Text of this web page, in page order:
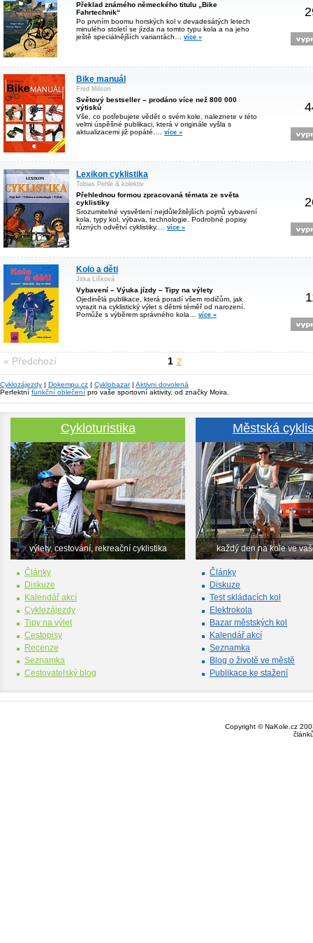
Překlad známého německého titulu „Bike
Fahrtechnik“
Po prvním boomu horských kol v devadesátých letech
minulého století se jízda na tomto typu kola a na jeho
ještě speciálnějších variantách… více »
Bike manuál
Fred Milson
Světový bestseller – prodáno více než 800 000
výtisků
Vše, co potřebujete vědět o svém kole, naleznete v této
velmi úspěšné publikaci, která v originále vyšla s
aktualizacemi již popáté.… více »
Lexikon cyklistika
Tobias Pehle & kolektiv
Přehlednou formou zpracovaná témata ze světa
cyklistiky
Srozumitelné vysvětlení nejdůležitějších pojmů vybavení
kola, typy kol, výbava, technologie. Podrobné popisy
různých odvětví cyklistiky.… více »
Kolo a děti
Jitka Lišková
Vybavení – Výuka jízdy – Tipy na výlety
Ojedinělá publikace, která poradí všem rodičům, jak
vyrazit na cyklistický výlet s dětmi téměř od narození.
Pomůže s výběrem správného kola… více »
« Předchozí 1 2
Cyklozájezdy | Dokempu.cz | Cyklobazar| Aktivni dovolená
Perfektní funkční oblečení pro vaše sportovní aktivity, od značky Moira.
Cykloturistika
výlety, cestování, rekreační cyklistika
Články
Diskuze
Kalendář akcí
Cyklozájezdy
Tipy na výlet
Cestopisy
Recenze
Seznamka
Cestovatelský blog
Městská
každý den na kole ve
Články
Diskuze
Test skládacích kol
Elektrokola
Bazar městských kol
Kalendář akcí
Seznamka
Blog o životě ve městě
Publikace ke stažení
Copyright © NaKole.cz